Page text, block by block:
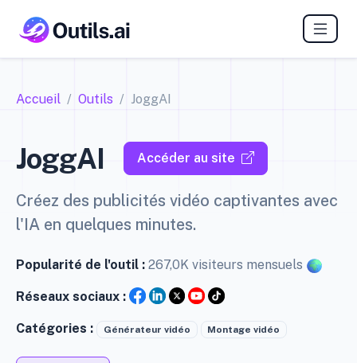
Accueil Outils JoggAI
JoggAI Accéder au site
Créez des publicités vidéo captivantes avec
l'IA en quelques minutes.
Popularité de l'outil : 267,0K visiteurs mensuels
Réseaux sociaux :
Catégories : Générateur vidéo Montage vidéo